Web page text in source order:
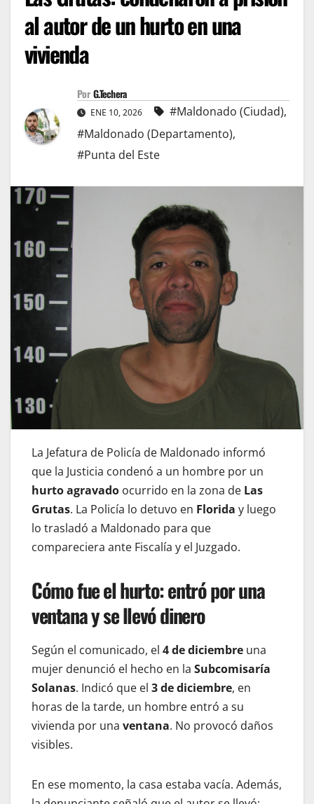
al autor de un hurto en una
vivienda
Por G.Techera
ENE 10, 2026 #Maldonado (Ciudad),
#Maldonado (Departamento),
#Punta del Este
La Jefatura de Policía de Maldonado informó
que la Justicia condenó a un hombre por un
hurto agravado ocurrido en la zona de Las
Grutas. La Policía lo detuvo en Florida y luego
lo trasladó a Maldonado para que
compareciera ante Fiscalía y el Juzgado.
Cómo fue el hurto: entró por una
ventana y se llevó dinero
Según el comunicado, el 4 de diciembre una
mujer denunció el hecho en la Subcomisaría
Solanas. Indicó que el 3 de diciembre, en
horas de la tarde, un hombre entró a su
vivienda por una ventana. No provocó daños
visibles.
En ese momento, la casa estaba vacía. Además,